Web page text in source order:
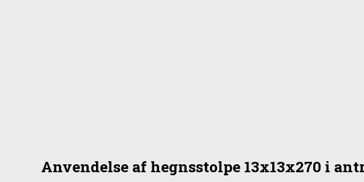
Anvendelse af hegnsstolpe 13x13x270 i